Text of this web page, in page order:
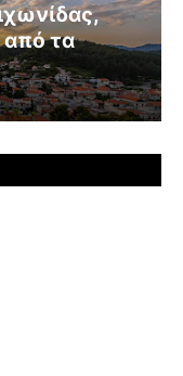
από τα